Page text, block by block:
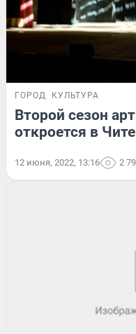
ГОРОД КУЛЬТУРА
Второй сезон
откроется в
12 июня, 2022, 13:16 2